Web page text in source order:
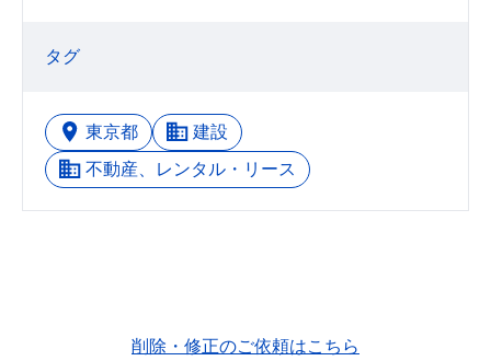
タグ
東京都
建設
不動産、レンタル・リース
削除・修正のご依頼はこちら